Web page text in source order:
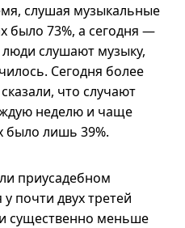
слушая музыкальные
было 73%, а сегодня —
люди слушают музыку,
Сегодня более
что случают
неделю и чаще
было лишь 39%.
приусадебном
почти двух третей
и существенно меньше